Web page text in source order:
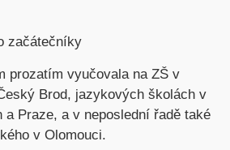
začátečníky
prozatím vyučovala na ZŠ v
Brod, jazykových školách v
a Praze, a v neposlední řadě také
v Olomouci.